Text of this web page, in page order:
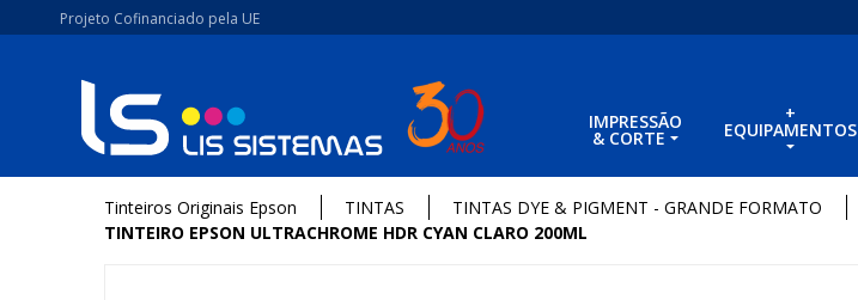
Projeto Cofinanciado pela UE
IMPRESSÃO
& CORTE
+
EQUIPAMENTOS
Tinteiros Originais Epson TINTAS TINTAS DYE & PIGMENT - GRANDE FORMATO
TINTEIRO EPSON ULTRACHROME HDR CYAN CLARO 200ML